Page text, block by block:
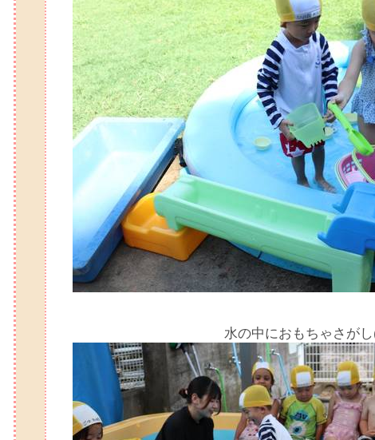
水の中におもちゃさが